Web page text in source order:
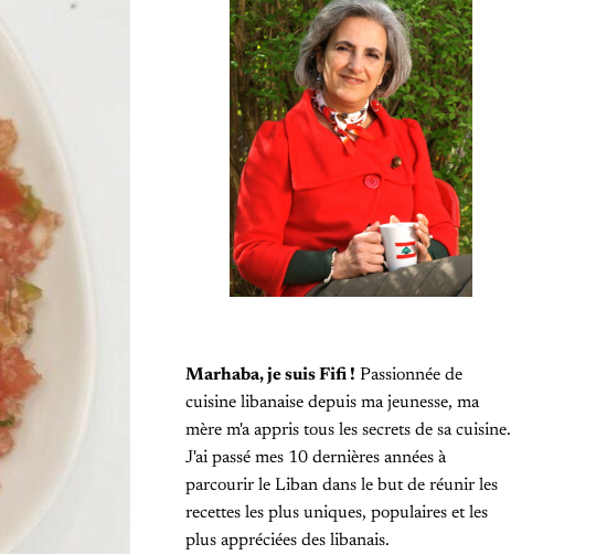
Marhaba, je suis Fifi ! Passionnée de
cuisine libanaise depuis ma jeunesse, ma
mère m'a appris tous les secrets de sa cuisine.
J'ai passé mes 10 dernières années à
parcourir le Liban dans le but de réunir les
recettes les plus uniques, populaires et les
plus appréciées des libanais.